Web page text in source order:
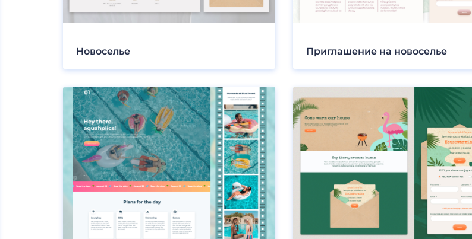
Новоселье Приглашение на новоселье